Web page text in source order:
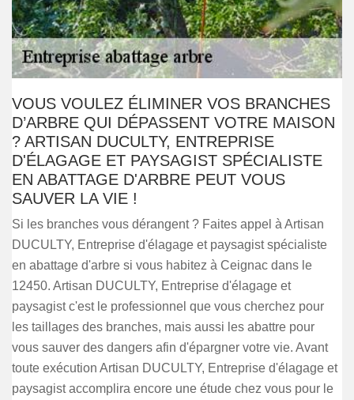
VOUS VOULEZ ÉLIMINER VOS BRANCHES
D’ARBRE QUI DÉPASSENT VOTRE MAISON
? ARTISAN DUCULTY, ENTREPRISE
D'ÉLAGAGE ET PAYSAGIST SPÉCIALISTE
EN ABATTAGE D'ARBRE PEUT VOUS
SAUVER LA VIE !
Si les branches vous dérangent ? Faites appel à Artisan
DUCULTY, Entreprise d'élagage et paysagist spécialiste
en abattage d'arbre si vous habitez à Ceignac dans le
12450. Artisan DUCULTY, Entreprise d'élagage et
paysagist c'est le professionnel que vous cherchez pour
les taillages des branches, mais aussi les abattre pour
vous sauver des dangers afin d'épargner votre vie. Avant
toute exécution Artisan DUCULTY, Entreprise d'élagage et
paysagist accomplira encore une étude chez vous pour le